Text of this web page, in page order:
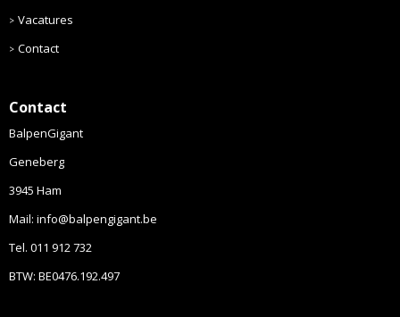
Vacatures
Contact
Contact
BalpenGigant
Geneberg
3945 Ham
Mail: info@balpengigant.be
Tel. 011 912 732
BTW: BE0476.192.497